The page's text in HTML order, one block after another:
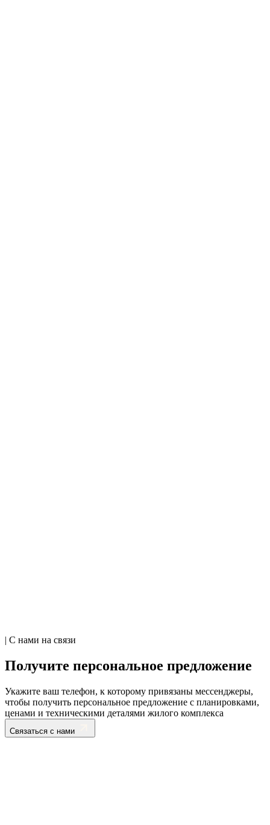
| С нами на связи
Получите персональное предложение
Укажите ваш телефон, к которому привязаны мессенджеры,
чтобы получить персональное предложение с планировками,
ценами и техническими деталями жилого комплекса
Связаться с нами